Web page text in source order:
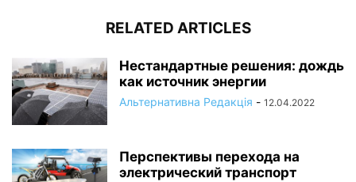
RELATED ARTICLES
Нестандартные решения: дождь
как источник энергии
Альтернативна Редакція - 12.04.2022
Перспективы перехода на
электрический транспорт